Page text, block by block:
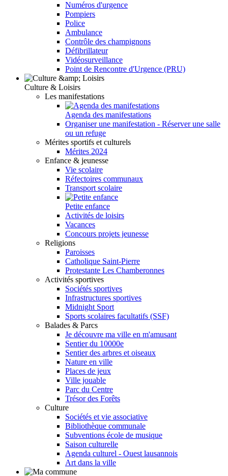
Numéros d'urgence
Pompiers
Police
Ambulance
Contrôle des champignons
Défibrillateur
Vidéosurveillance
Point de Rencontre d'Urgence (PRU)
Culture & Loisirs
Les manifestations
Agenda des manifestations
Organiser une manifestation - Réserver une salle
ou un refuge
Mérites sportifs et culturels
Mérites 2024
Enfance & jeunesse
Vie scolaire
Réfectoires communaux
Transport scolaire
Petite enfance
Activités de loisirs
Vacances
Concours projets jeunesse
Religions
Paroisses
Catholique Saint-Pierre
Protestante Les Chamberonnes
Activités sportives
Sociétés sportives
Infrastructures sportives
Midnight Sport
Sports scolaires facultatifs (SSF)
Balades & Parcs
Je découvre ma ville en m'amusant
Sentier du 10000e
Sentier des arbres et oiseaux
Nature en ville
Places de jeux
Ville jouable
Parc du Centre
Trésor des Forêts
Culture
Sociétés et vie associative
Bibliothèque communale
Subventions école de musique
Saison culturelle
Agenda culturel - Ouest lausannois
Art dans la ville